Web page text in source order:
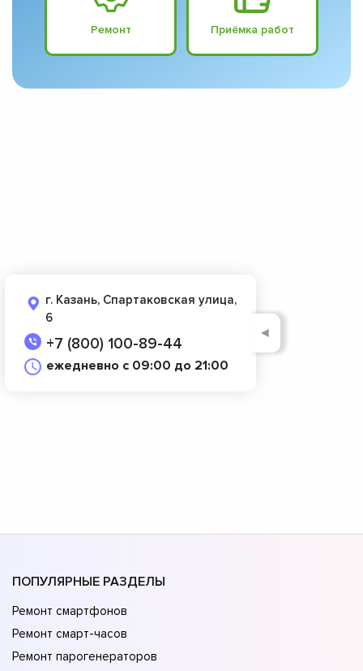
Ремонт Приёмка работ
г. Казань, Спартаковская улица,
6
+7 (800) 100-89-44
ежедневно с 09:00 до 21:00
◄
ПОПУЛЯРНЫЕ РАЗДЕЛЫ
Ремонт смартфонов
Ремонт смарт-часов
Ремонт парогенераторов